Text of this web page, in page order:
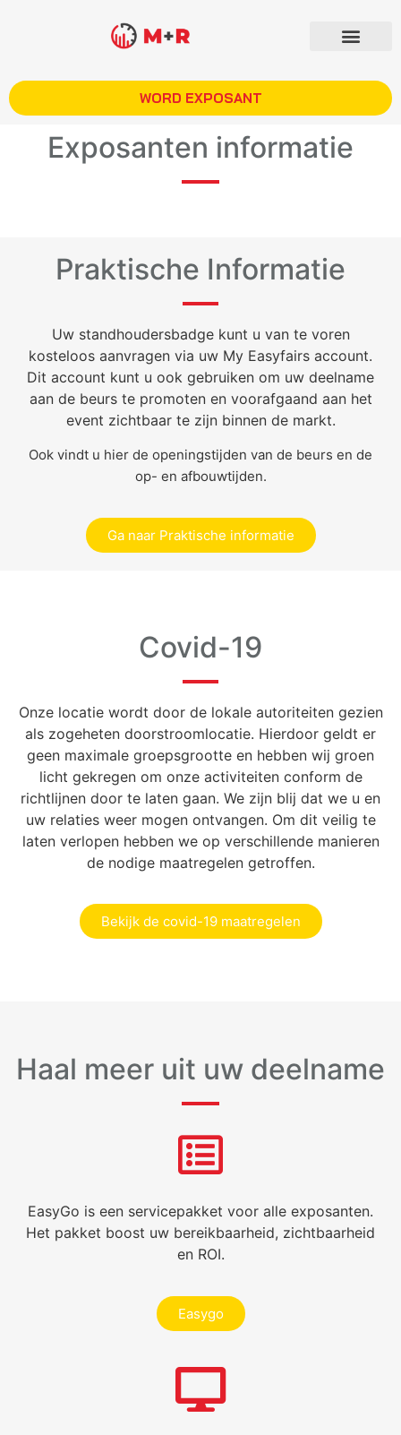
WORD EXPOSANT
Exposanten informatie
Praktische Informatie
Uw standhoudersbadge kunt u van te voren
kosteloos aanvragen via uw My Easyfairs account.
Dit account kunt u ook gebruiken om uw deelname
aan de beurs te promoten en voorafgaand aan het
event zichtbaar te zijn binnen de markt.
Ook vindt u hier de openingstijden van de beurs en de
op- en afbouwtijden.
Ga naar Praktische informatie
Covid-19
Onze locatie wordt door de lokale autoriteiten gezien
als zogeheten doorstroomlocatie. Hierdoor geldt er
geen maximale groepsgrootte en hebben wij groen
licht gekregen om onze activiteiten conform de
richtlijnen door te laten gaan. We zijn blij dat we u en
uw relaties weer mogen ontvangen. Om dit veilig te
laten verlopen hebben we op verschillende manieren
de nodige maatregelen getroffen.
Bekijk de covid-19 maatregelen
Haal meer uit uw deelname
EasyGo is een servicepakket voor alle exposanten.
Het pakket boost uw bereikbaarheid, zichtbaarheid
en ROI.
Easygo